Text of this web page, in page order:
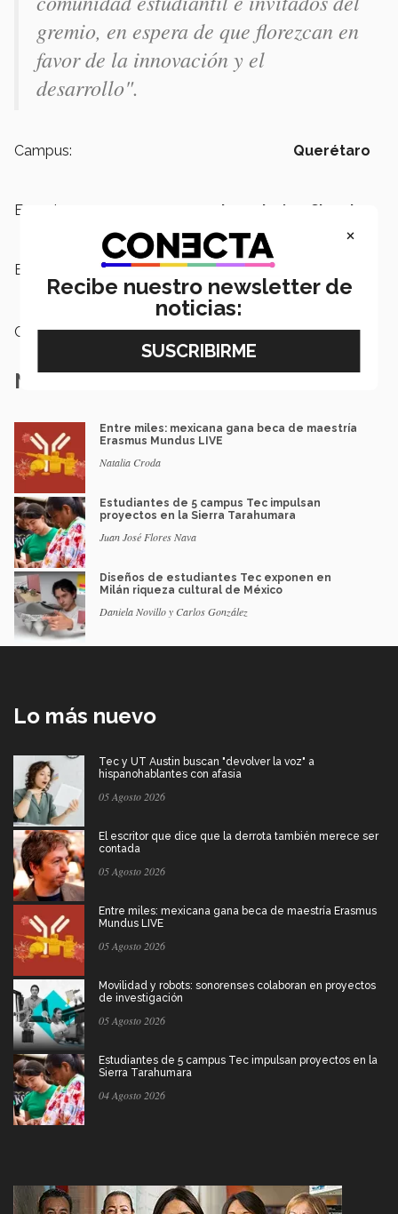
gremio, en espera de que florezcan en
favor de la innovación y el
desarrollo".
Campus: Querétaro
Escuelas: Ingeniería y Ciencias
Etiquetas: Ingeniería Civil,
Ingeniería y Ciencias
Categoría: Educación
Notas Relacionadas
Entre miles: mexicana gana beca de maestría
Erasmus Mundus LIVE
Natalia Croda
Estudiantes de 5 campus Tec impulsan
proyectos en la Sierra Tarahumara
Juan José Flores Nava
Diseños de estudiantes Tec exponen en
Milán riqueza cultural de México
Daniela Novillo y Carlos González
Lo más nuevo
Tec y UT Austin buscan "devolver la voz" a
hispanohablantes con afasia
05 Agosto 2026
El escritor que dice que la derrota también merece ser
contada
05 Agosto 2026
Entre miles: mexicana gana beca de maestría Erasmus
Mundus LIVE
05 Agosto 2026
Movilidad y robots: sonorenses colaboran en proyectos
de investigación
05 Agosto 2026
Estudiantes de 5 campus Tec impulsan proyectos en la
Sierra Tarahumara
04 Agosto 2026
×
Recibe nuestro newsletter de
noticias: